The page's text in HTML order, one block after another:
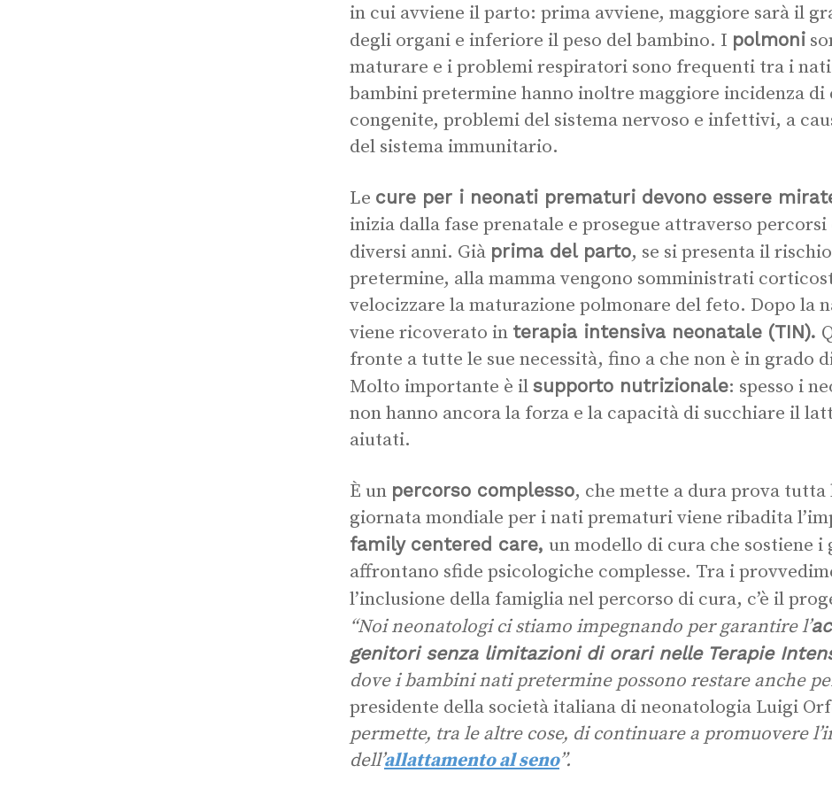
in cui avviene il parto: prima avviene, maggiore sarà il
degli organi e inferiore il peso del bambino. I polmoni
maturare e i problemi respiratori sono frequenti tra i
bambini pretermine hanno inoltre maggiore incidenza di
congenite, problemi del sistema nervoso e infettivi, a
del sistema immunitario.
Le cure per i neonati prematuri devono essere
inizia dalla fase prenatale e prosegue attraverso
diversi anni. Già prima del parto, se si presenta il
pretermine, alla mamma vengono somministrati
velocizzare la maturazione polmonare del feto. Dopo la
viene ricoverato in terapia intensiva neonatale (TIN).
fronte a tutte le sue necessità, fino a che non è in grado
Molto importante è il supporto nutrizionale: spesso i
non hanno ancora la forza e la capacità di succhiare il
aiutati.
È un percorso complesso, che mette a dura prova
giornata mondiale per i nati prematuri viene ribadita
family centered care, un modello di cura che sostiene
affrontano sfide psicologiche complesse. Tra i
l’inclusione della famiglia nel percorso di cura, c’è il
“Noi neonatologi ci stiamo impegnando per garantire l’
genitori senza limitazioni di orari nelle Terapie
dove i bambini nati pretermine possono restare anche
presidente della società italiana di neonatologia Luigi
permette, tra le altre cose, di continuare a promuovere
dell’allattamento al seno”.